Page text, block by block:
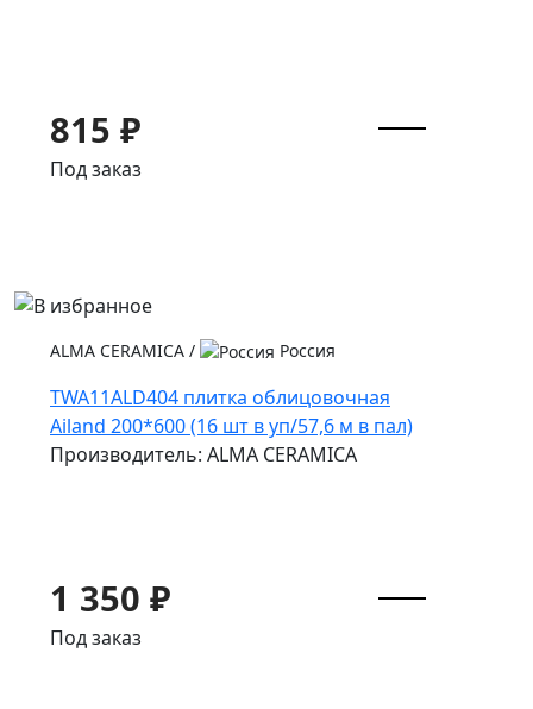
815 ₽
Под заказ
ALMA CERAMICA / Россия
TWA11ALD404 плитка облицовочная
Ailand 200*600 (16 шт в уп/57,6 м в пал)
Производитель: ALMA CERAMICA
1 350 ₽
Под заказ